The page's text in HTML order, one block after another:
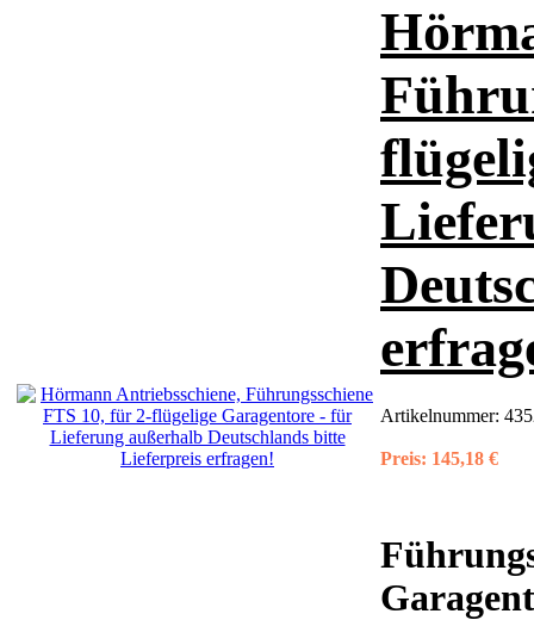
Artikelnummer:
Preis: 145,18 €